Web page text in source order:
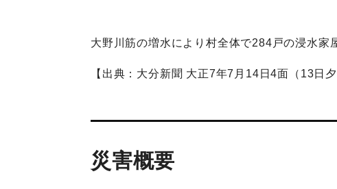
大野川筋の増水により村全体で284戸の浸水家
【出典：大分新聞 大正7年7月14日4面（13日夕
災害概要